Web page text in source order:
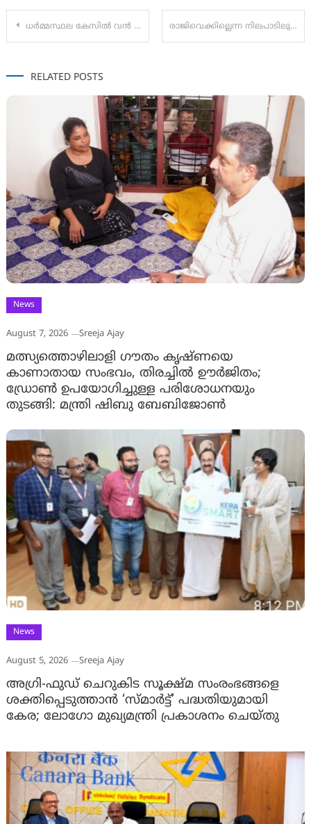
Post
ധര്‍മ്മസ്ഥല കേസിൽ വന്‍ ട്വിസ്റ്റ്; വെളിപ്പെടുത്തല്‍ നടത്തിയ മുൻ ശുചീകരണ തൊഴിലാളി അറസ്റ്റിൽ, വെളിപ്പെടുത്തലുകൾ വ്യാജം രാജിവെക്കില്ലെന്ന നിലപാടിലുറച്ച് രാഹുൽ മാങ്കൂട്ടത്തിൽ:
RELATED POSTS
News
August 7, 2026 Sreeja Ajay
മത്സ്യത്തൊഴിലാളി ഗൗതം കൃഷ്ണയെ
കാണാതായ സംഭവം, തിരച്ചിൽ ഊർജിതം;
ഡ്രോണ്‍ ഉപയോഗിച്ചുള്ള പരിശോധനയും
തുടങ്ങി: മന്ത്രി ഷിബു ബേബിജോണ്‍
News
August 5, 2026 Sreeja Ajay
അഗ്രി-ഫുഡ് ചെറുകിട സൂക്ഷ്മ സംരംഭങ്ങളെ
ശക്തിപ്പെടുത്താന്‍ ‘സ്മാര്‍ട്ട്’ പദ്ധതിയുമായി
കേര; ലോഗോ മുഖ്യമന്ത്രി പ്രകാശനം ചെയ്തു